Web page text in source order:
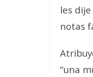
les
notas
“una